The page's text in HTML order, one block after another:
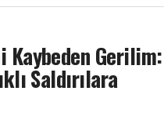
Kaybeden Gerilim:
Saldırılara